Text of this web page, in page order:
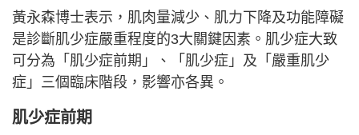
黃永森博士表示，肌肉量減少、肌力下降及功能障礙
是診斷肌少症嚴重程度的3大關鍵因素。肌少症大致
可分為「肌少症前期」、「肌少症」及「嚴重肌少
症」三個臨床階段，影響亦各異。
肌少症前期